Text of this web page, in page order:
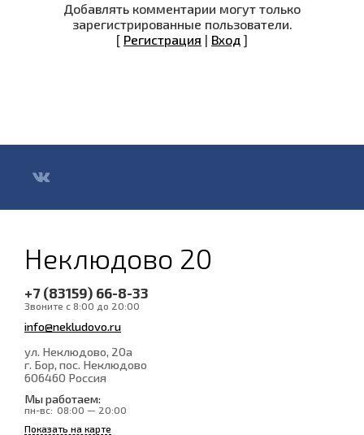
Добавлять комментарии могут только
зарегистрированные пользователи.
[ Регистрация | Вход ]
Неклюдово 20
+7 (83159) 66-8-33
Звоните с 8:00 до 20:00
info@nekludovo.ru
ул. Неклюдово, 20а
г. Бор, пос. Неклюдово
606460 Россия
Мы работаем:
пн-вс: 08:00 — 20:00
Показать на карте